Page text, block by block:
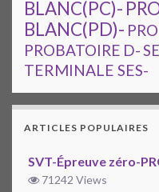
BLANC(PC)-
BLANC(PD)-
PROBATOIRE D-
TERMINALE SES-
ARTICLES POPULAIRES
SVT-Épreuve zéro-
71242 Views